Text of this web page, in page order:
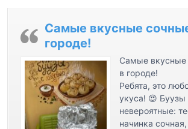
Самые вкусные
городе!
Самые вкусные
в городе!
Ребята, это
укуса! 😍 Буузы
невероятные:
начинка